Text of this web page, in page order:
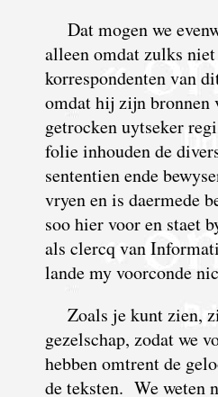
Dat mogen we
alleen omdat zulks niet
korrespondenten van
omdat hij zijn
getrocken uytseker
folie inhouden de
sententien ende
vryen en is daermede
soo hier voor en staet
als clercq van
lande my voorconde
Zoals je kunt zien,
gezelschap, zodat we
hebben omtrent de
de teksten. We weten